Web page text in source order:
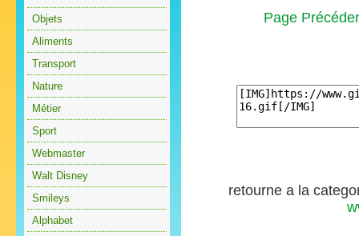
Objets
Aliments
Transport
Nature
Métier
Sport
Webmaster
Walt Disney
Smileys
Alphabet
Page
retourne a la